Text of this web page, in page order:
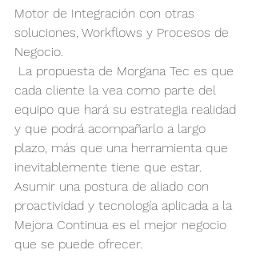
Motor de Integración con otras
soluciones, Workflows y Procesos de
Negocio.
cada cliente la vea como parte del
equipo que hará su estrategia realidad
y que podrá acompañarlo a largo
plazo, más que una herramienta que
inevitablemente tiene que estar.
Asumir una postura de aliado con
proactividad y tecnología aplicada a la
Mejora Continua es el mejor negocio
que se puede ofrecer.